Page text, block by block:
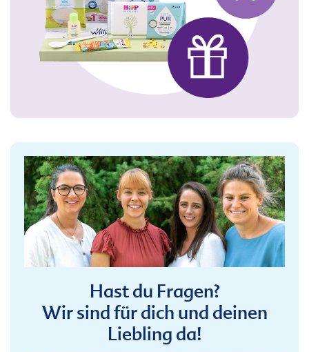
Hast du Fragen?
Wir sind für dich und deinen
Liebling da!